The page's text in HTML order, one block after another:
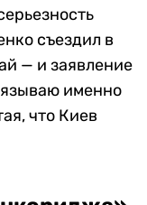
съездил в
— и заявление
именно
что Киев